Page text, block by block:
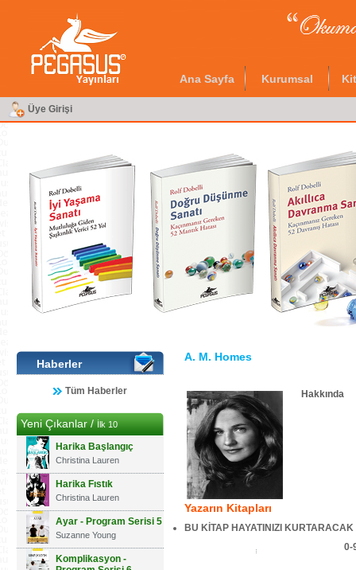
Ana Sayfa Kurumsal
Üye Girişi
Haberler
Tüm Haberler
Yeni Çıkanlar /İlk 10
Harika Başlangıç
Christina Lauren
Harika Fıstık
Christina Lauren
Ayar - Program Serisi 5
Suzanne Young
Komplikasyon -
A. M. Homes
Hakkında
Yazarın Kitapları
BU KİTAP HAYATINIZI KURTARACAK
0-